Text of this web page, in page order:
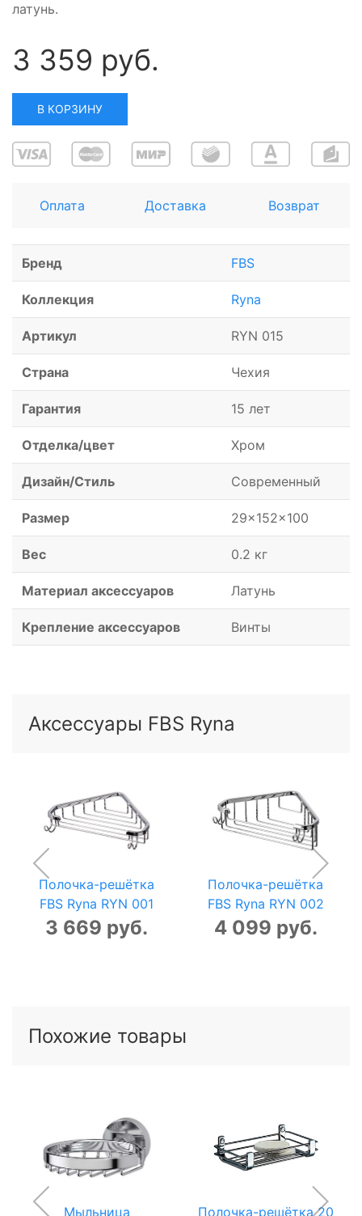
латунь.
3 359 руб.
В КОРЗИНУ
Оплата Доставка Возврат
Бренд FBS
Коллекция Ryna
Артикул RYN 015
Страна Чехия
Гарантия 15 лет
Отделка/цвет Хром
Дизайн/Стиль Современный
Размер 29x152x100
Вес 0.2 кг
Материал аксессуаров Латунь
Крепление аксессуаров Винты
Аксессуары FBS Ryna
Полочка-решётка
FBS Ryna RYN 001
3 669 руб.
Полочка-решётка
FBS Ryna RYN 002
4 099 руб.
Похожие товары
Мыльница Полочка-решётка 20